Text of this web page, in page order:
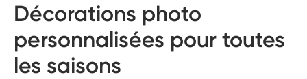
Décorations photo
personnalisées pour toutes
les saisons